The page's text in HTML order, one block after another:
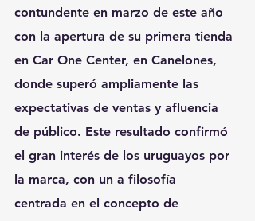
contundente en marzo de este año
con la apertura de su primera tienda
en Car One Center, en Canelones,
donde superó ampliamente las
expectativas de ventas y afluencia
de público. Este resultado confirmó
el gran interés de los uruguayos por
la marca, con un a filosofía
centrada en el concepto de